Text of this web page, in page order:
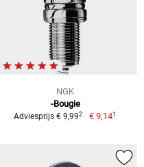
NGK
-Bougie
Adviesprijs € 9,992 € 9,141